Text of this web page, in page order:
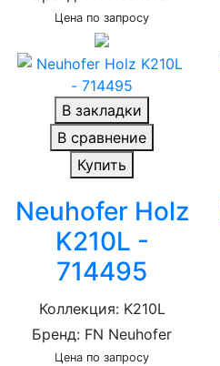
Цена по запросу
В закладки
В сравнение
Купить
Neuhofer Holz
K210L -
714495
Коллекция: K210L
Бренд: FN Neuhofer
Цена по запросу